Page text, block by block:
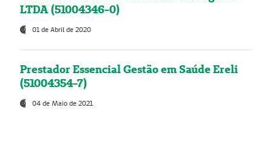
LTDA (51004346-0)
01 de Abril de 2020
Prestador Essencial Gestão em Saúde Ereli
(51004354-7)
04 de Maio de 2021